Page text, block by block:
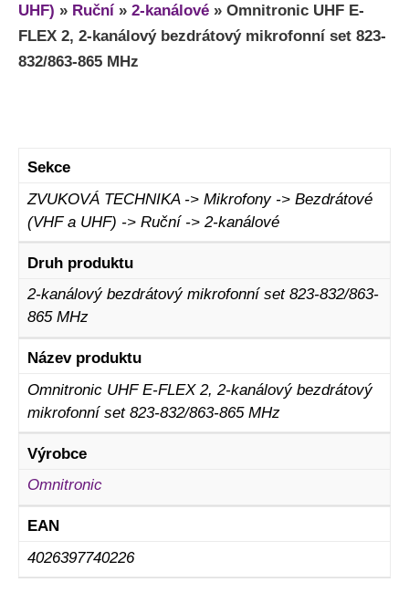
UHF) » Ruční » 2-kanálové » Omnitronic UHF E-
FLEX 2, 2-kanálový bezdrátový mikrofonní set 823-
832/863-865 MHz
Sekce
ZVUKOVÁ TECHNIKA -> Mikrofony -> Bezdrátové
(VHF a UHF) -> Ruční -> 2-kanálové
Druh produktu
2-kanálový bezdrátový mikrofonní set 823-832/863-
865 MHz
Název produktu
Omnitronic UHF E-FLEX 2, 2-kanálový bezdrátový
mikrofonní set 823-832/863-865 MHz
Výrobce
Omnitronic
EAN
4026397740226